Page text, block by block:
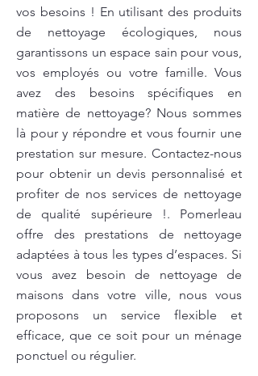
vos besoins ! En utilisant des produits
de nettoyage écologiques, nous
garantissons un espace sain pour vous,
vos employés ou votre famille. Vous
avez des besoins spécifiques en
matière de nettoyage? Nous sommes
là pour y répondre et vous fournir une
prestation sur mesure. Contactez-nous
pour obtenir un devis personnalisé et
profiter de nos services de nettoyage
de qualité supérieure !. Pomerleau
offre des prestations de nettoyage
adaptées à tous les types d’espaces. Si
vous avez besoin de nettoyage de
maisons dans votre ville, nous vous
proposons un service flexible et
efficace, que ce soit pour un ménage
ponctuel ou régulier.